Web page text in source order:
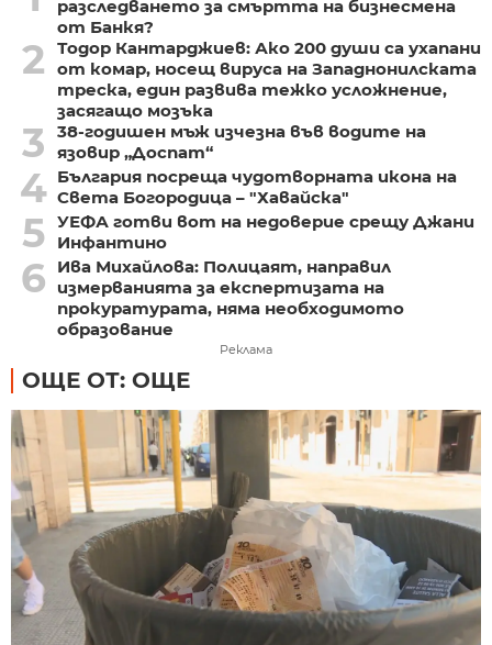
разследването за смъртта на бизнесмена
от Банкя?
2
Тодор Кантарджиев: Ако 200 души са ухапани
от комар, носещ вируса на Западнонилската
треска, един развива тежко усложнение,
засягащо мозъка
3
38-годишен мъж изчезна във водите на
язовир „Доспат“
4 България посреща чудотворната икона на
Света Богородица – "Хавайска"
5 УЕФА готви вот на недоверие срещу Джани
Инфантино
6
Ива Михайлова: Полицаят, направил
измерванията за експертизата на
прокуратурата, няма необходимото
образование
Реклама
ОЩЕ ОТ: ОЩЕ